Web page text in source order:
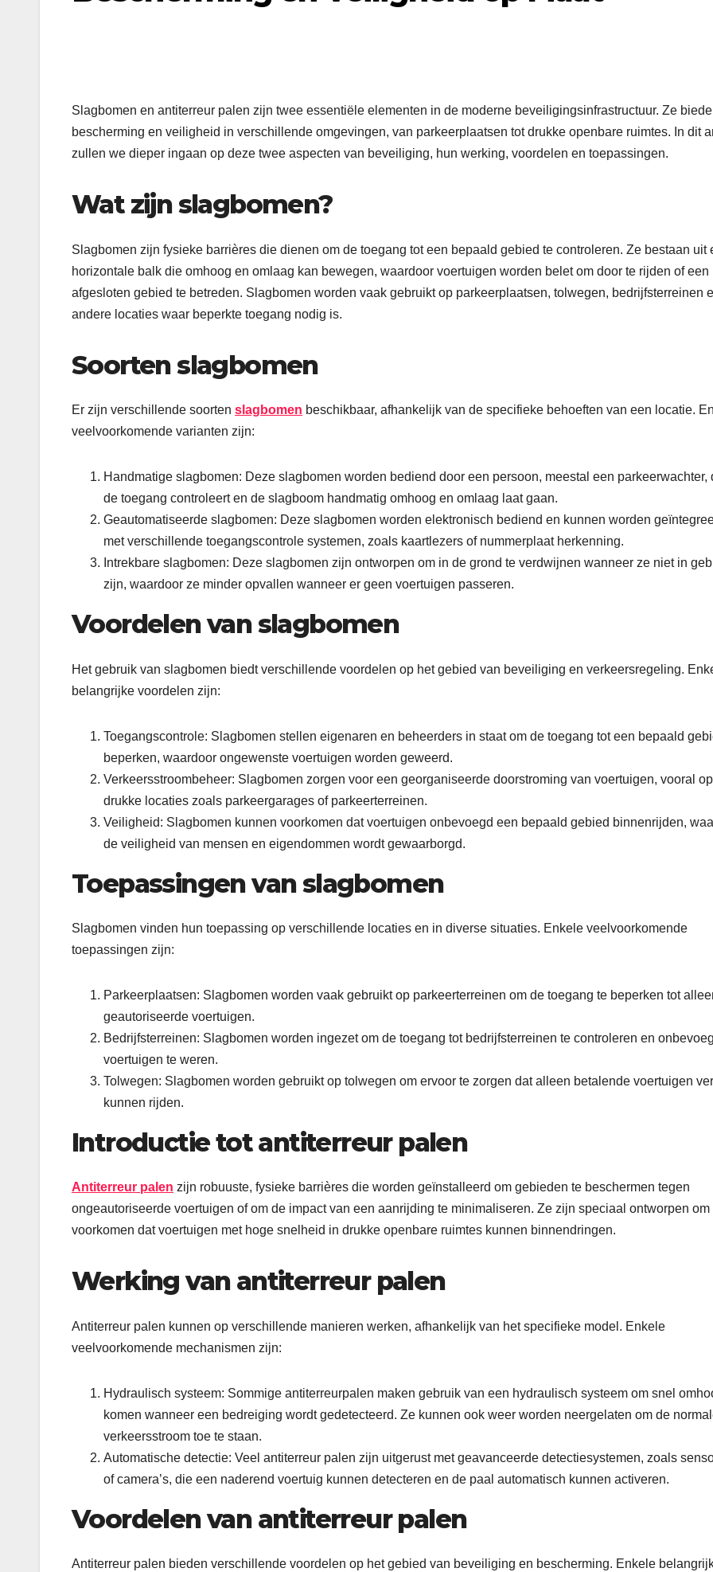
Slagbomen en antiterreur palen zijn twee essentiële elementen in de moderne beveiligingsinfrastructuur. Ze
bescherming en veiligheid in verschillende omgevingen, van parkeerplaatsen tot drukke openbare ruimtes. In dit
zullen we dieper ingaan op deze twee aspecten van beveiliging, hun werking, voordelen en toepassingen.
Wat zijn slagbomen?
Slagbomen zijn fysieke barrières die dienen om de toegang tot een bepaald gebied te controleren. Ze bestaan uit
horizontale balk die omhoog en omlaag kan bewegen, waardoor voertuigen worden belet om door te rijden of een
afgesloten gebied te betreden. Slagbomen worden vaak gebruikt op parkeerplaatsen, tolwegen, bedrijfsterreinen
andere locaties waar beperkte toegang nodig is.
Soorten slagbomen
Er zijn verschillende soorten slagbomen beschikbaar, afhankelijk van de specifieke behoeften van een locatie.
veelvoorkomende varianten zijn:
Handmatige slagbomen: Deze slagbomen worden bediend door een persoon, meestal een parkeerwachter,
de toegang controleert en de slagboom handmatig omhoog en omlaag laat gaan.
Geautomatiseerde slagbomen: Deze slagbomen worden elektronisch bediend en kunnen worden
met verschillende toegangscontrole systemen, zoals kaartlezers of nummerplaat herkenning.
Intrekbare slagbomen: Deze slagbomen zijn ontworpen om in de grond te verdwijnen wanneer ze niet in
zijn, waardoor ze minder opvallen wanneer er geen voertuigen passeren.
Voordelen van slagbomen
Het gebruik van slagbomen biedt verschillende voordelen op het gebied van beveiliging en verkeersregeling.
belangrijke voordelen zijn:
Toegangscontrole: Slagbomen stellen eigenaren en beheerders in staat om de toegang tot een bepaald
beperken, waardoor ongewenste voertuigen worden geweerd.
Verkeersstroombeheer: Slagbomen zorgen voor een georganiseerde doorstroming van voertuigen, vooral op
drukke locaties zoals parkeergarages of parkeerterreinen.
Veiligheid: Slagbomen kunnen voorkomen dat voertuigen onbevoegd een bepaald gebied binnenrijden,
de veiligheid van mensen en eigendommen wordt gewaarborgd.
Toepassingen van slagbomen
Slagbomen vinden hun toepassing op verschillende locaties en in diverse situaties. Enkele veelvoorkomende
toepassingen zijn:
Parkeerplaatsen: Slagbomen worden vaak gebruikt op parkeerterreinen om de toegang te beperken tot
geautoriseerde voertuigen.
Bedrijfsterreinen: Slagbomen worden ingezet om de toegang tot bedrijfsterreinen te controleren en
voertuigen te weren.
Tolwegen: Slagbomen worden gebruikt op tolwegen om ervoor te zorgen dat alleen betalende voertuigen
kunnen rijden.
Introductie tot antiterreur palen
Antiterreur palen zijn robuuste, fysieke barrières die worden geïnstalleerd om gebieden te beschermen tegen
ongeautoriseerde voertuigen of om de impact van een aanrijding te minimaliseren. Ze zijn speciaal ontworpen om
voorkomen dat voertuigen met hoge snelheid in drukke openbare ruimtes kunnen binnendringen.
Werking van antiterreur palen
Antiterreur palen kunnen op verschillende manieren werken, afhankelijk van het specifieke model. Enkele
veelvoorkomende mechanismen zijn:
Hydraulisch systeem: Sommige antiterreurpalen maken gebruik van een hydraulisch systeem om snel
komen wanneer een bedreiging wordt gedetecteerd. Ze kunnen ook weer worden neergelaten om de
verkeersstroom toe te staan.
Automatische detectie: Veel antiterreur palen zijn uitgerust met geavanceerde detectiesystemen, zoals
of camera’s, die een naderend voertuig kunnen detecteren en de paal automatisch kunnen activeren.
Voordelen van antiterreur palen
Antiterreur palen bieden verschillende voordelen op het gebied van beveiliging en bescherming. Enkele